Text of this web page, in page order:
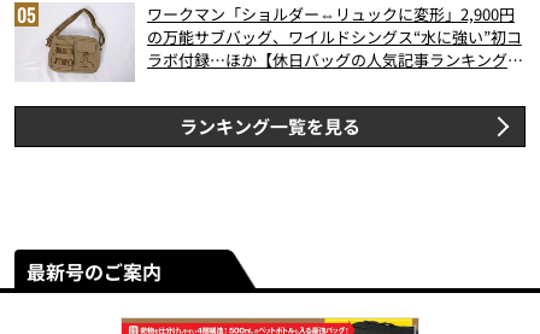
ワークマン「ショルダー⇔リュックに変形」2,900円
の万能サブバッグ、ワイルドシングス“水に強い”初コ
ラボ付録…ほか【休日バッグの人気記事ランキングベ
ランキング一覧を見る
最新号のご案内